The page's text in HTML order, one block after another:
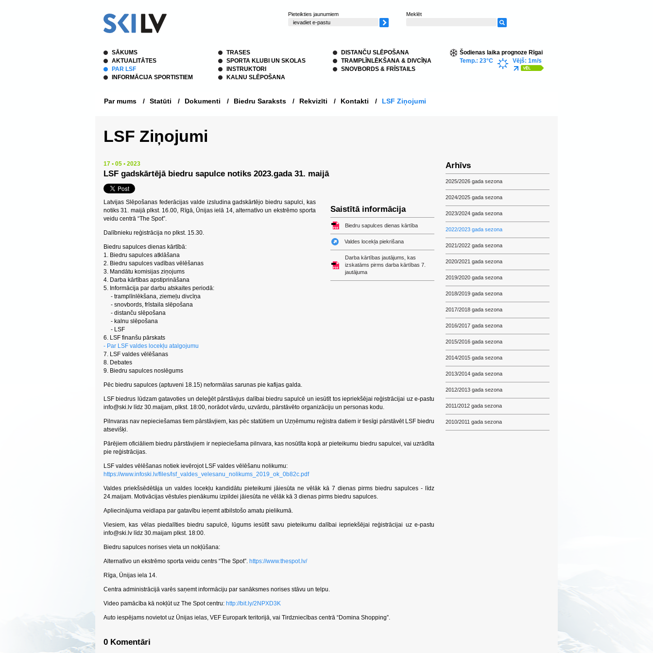
Pieteikties jaunumiem Meklēt
SĀKUMS
AKTUALITĀTES
PAR LSF
INFORMĀCIJA SPORTISTIEM
TRASES
SPORTA KLUBI UN SKOLAS
INSTRUKTORI
KALNU SLĒPOŠANA
DISTANČU SLĒPOŠANA
TRAMPLĪNLĒKŠANA & DIVCĪŅA
SNOVBORDS & FRĪSTAILS
Šodienas laika prognoze Rīgai
Temp.: 23°C
Vējš: 1m/s
Par mums / Statūti / Dokumenti / Biedru Saraksts / Rekvizīti / Kontakti / LSF Ziņojumi
LSF Ziņojumi
17 • 05 • 2023
LSF gadskārtējā biedru sapulce notiks 2023.gada 31. maijā
Saistītā informācija
Biedru sapulces dienas kārtība
Valdes locekļa piekrišana
Darba kārtības jautājums, kas
izskatāms pirms darba kārtības 7.
jautājuma
Latvijas Slēpošanas federācijas valde izsludina gadskārtējo biedru sapulci, kas
notiks 31. maijā plkst. 16.00, Rīgā, Ūnijas ielā 14, alternatīvo un ekstrēmo sporta
veidu centrā “The Spot”.
Dalībnieku reģistrācija no plkst. 15.30.
Biedru sapulces dienas kārtībā:
1. Biedru sapulces atklāšana
2. Biedru sapulces vadības vēlēšanas
3. Mandātu komisijas ziņojums
4. Darba kārtības apstiprināšana
5. Informācija par darbu atskaites periodā:
- tramplīnlēkšana, ziemeļu divcīņa
- snovbords, frīstaila slēpošana
- distanču slēpošana
- kalnu slēpošana
- LSF
6. LSF finanšu pārskats
- Par LSF valdes locekļu atalgojumu
7. LSF valdes vēlēšanas
8. Debates
9. Biedru sapulces noslēgums
Pēc biedru sapulces (aptuveni 18.15) neformālas sarunas pie kafijas galda.
LSF biedrus lūdzam gatavoties un deleģēt pārstāvjus dalībai biedru sapulcē un iesūtīt tos iepriekšējai reģistrācijai uz e-pastu
info@ski.lv līdz 30.maijam, plkst. 18:00, norādot vārdu, uzvārdu, pārstāvēto organizāciju un personas kodu.
Pilnvaras nav nepieciešamas tiem pārstāvjiem, kas pēc statūtiem un Uzņēmumu reģistra datiem ir tiesīgi pārstāvēt LSF biedru
atsevišķi.
Pārējiem oficiāliem biedru pārstāvjiem ir nepieciešama pilnvara, kas nosūtīta kopā ar pieteikumu biedru sapulcei, vai uzrādīta
pie reģistrācijas.
LSF valdes vēlēšanas notiek ievērojot LSF valdes vēlēšanu nolikumu:
https://www.infoski.lv/files/lsf_valdes_velesanu_nolikums_2019_ok_0b82c.pdf
Valdes priekšsēdētāja un valdes locekļu kandidātu pieteikumi jāiesūta ne vēlāk kā 7 dienas pirms biedru sapulces - līdz
24.maijam. Motivācijas vēstules pienākumu izpildei jāiesūta ne vēlāk kā 3 dienas pirms biedru sapulces.
Apliecinājuma veidlapa par gatavību ieņemt atbilstošo amatu pielikumā.
Viesiem, kas vēlas piedalīties biedru sapulcē, lūgums iesūtīt savu pieteikumu dalībai iepriekšējai reģistrācijai uz e-pastu
info@ski.lv līdz 30.maijam plkst. 18:00.
Biedru sapulces norises vieta un nokļūšana:
Alternatīvo un ekstrēmo sporta veidu centrs “The Spot”. https://www.thespot.lv/
Rīga, Ūnijas iela 14.
Centra administrācijā varēs saņemt informāciju par sanāksmes norises stāvu un telpu.
Video pamācība kā nokļūt uz The Spot centru: http://bit.ly/2NPXD3K
Auto iespējams novietot uz Ūnijas ielas, VEF Europark teritorijā, vai Tirdzniecības centrā “Domina Shopping”.
0 Komentāri
Arhīvs
2025/2026 gada sezona
2024/2025 gada sezona
2023/2024 gada sezona
2022/2023 gada sezona
2021/2022 gada sezona
2020/2021 gada sezona
2019/2020 gada sezona
2018/2019 gada sezona
2017/2018 gada sezona
2016/2017 gada sezona
2015/2016 gada sezona
2014/2015 gada sezona
2013/2014 gada sezona
2012/2013 gada sezona
2011/2012 gada sezona
2010/2011 gada sezona